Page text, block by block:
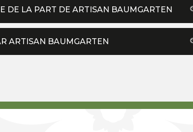
DE LA PART DE ARTISAN BAUMGARTEN
ARTISAN BAUMGARTEN